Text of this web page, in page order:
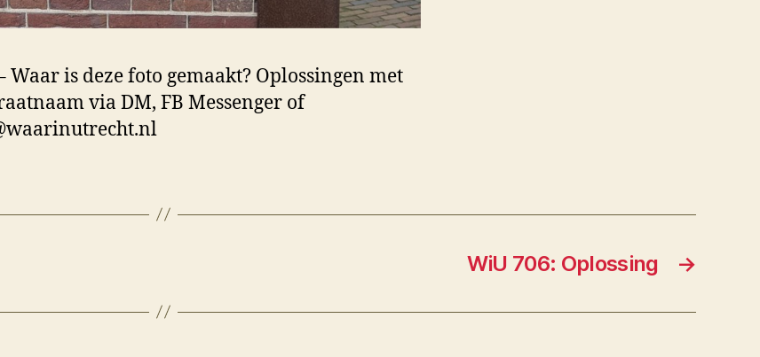
Waar is deze foto gemaakt? Oplossingen met
via DM, FB Messenger of
→
WiU 706: Oplossing